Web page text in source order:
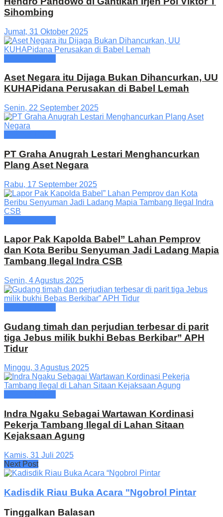
Sihombing
Jumat, 31 Oktober 2025
Aset Negara itu Dijaga Bukan Dihancurkan, UU
KUHAPidana Perusakan di Babel Lemah
Senin, 22 September 2025
PT Graha Anugrah Lestari Menghancurkan
Plang Aset Negara
Rabu, 17 September 2025
Lapor Pak Kapolda Babel” Lahan Pemprov
dan Kota Beribu Senyuman Jadi Ladang Mapia
Tambang Ilegal Indra CSB
Senin, 4 Agustus 2025
Gudang timah dan perjudian terbesar di parit
tiga Jebus milik bukhi Bebas Berkibar” APH
Tidur
Minggu, 3 Agustus 2025
Indra Ngaku Sebagai Wartawan Kordinasi
Pekerja Tambang Ilegal di Lahan Sitaan
Kejaksaan Agung
Kamis, 31 Juli 2025
Next Post
Kadisdik Riau Buka Acara "Ngobrol Pintar
Tinggalkan Balasan